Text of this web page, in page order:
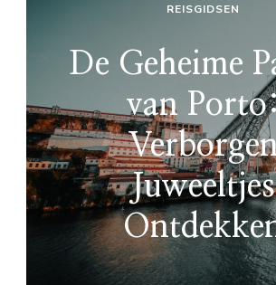
REISGIDSEN
De Geheime
van
Juweeltjes